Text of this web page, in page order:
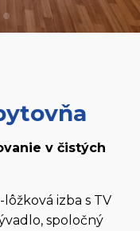
v čistých
izba s TV
spoločný